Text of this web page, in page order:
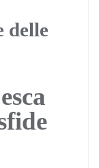
delle